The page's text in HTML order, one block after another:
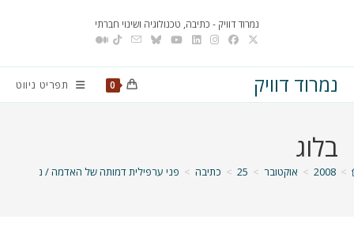
נמרוד דוויק - כתיבה, טכנולוגיה ושינוי חברתי
נמרוד דוויק 0 תפריט ניווט
בלוג
>
2008
> אוקטובר >
25
> כתיבה > פני ערפילית דמותה של האדמה / ניק קייב